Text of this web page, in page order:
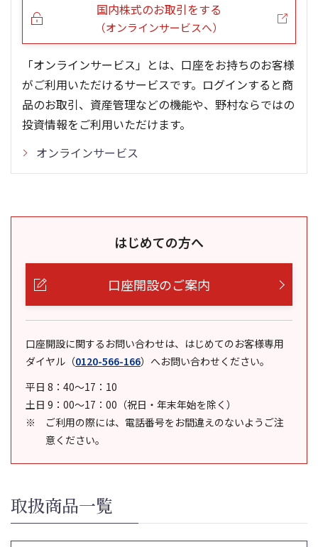
国内株式のお取引をする
（オンラインサービスへ）
「オンラインサービス」とは、口座をお持ちのお客様
がご利用いただけるサービスです。ログインすると商
品のお取引、資産管理などの機能や、野村ならではの
投資情報をご利用いただけます。
オンラインサービス
はじめての方へ
口座開設のご案内
口座開設に関するお問い合わせは、はじめてのお客様専用
ダイヤル （0120-566-166） へお問い合わせください。
平日 8：40～17：10
土日 9：00～17：00（祝日・年末年始を除く）
ご利用の際には、電話番号をお間違えのないようご注
意ください。
取扱商品一覧